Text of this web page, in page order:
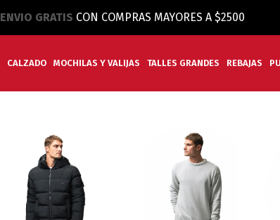
ENVIO GRATIS CON COMPRAS MAYORES A $2500
CALZADO MOCHILAS Y VALIJAS TALLES GRANDES REBAJAS